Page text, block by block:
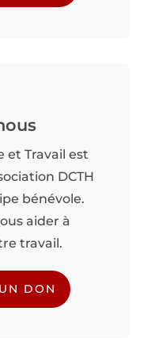
et Travail est
DCTH
bénévole.
aider à
travail.
DON